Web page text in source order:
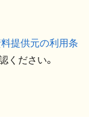
提供元の利用条
ください。